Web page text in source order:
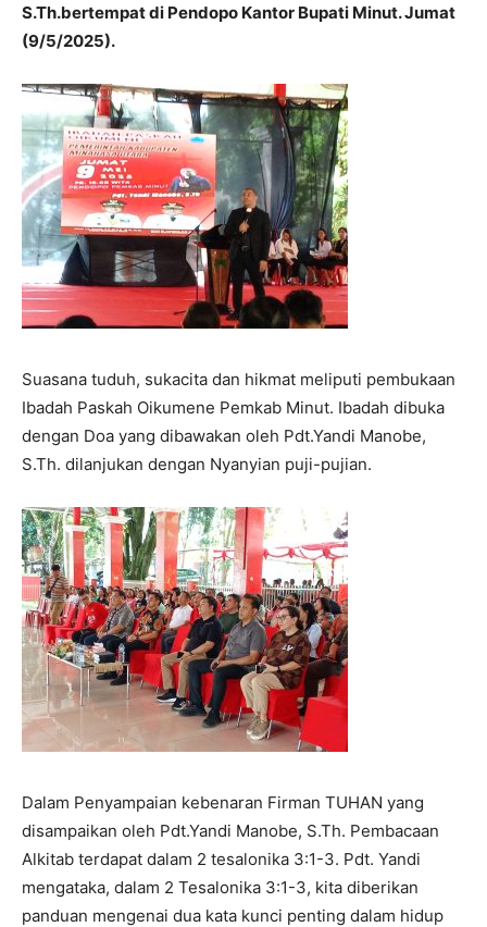
S.Th.bertempat di Pendopo Kantor Bupati Minut. Jumat
(9/5/2025).
Suasana tuduh, sukacita dan hikmat meliputi pembukaan
Ibadah Paskah Oikumene Pemkab Minut. Ibadah dibuka
dengan Doa yang dibawakan oleh Pdt.Yandi Manobe,
S.Th. dilanjukan dengan Nyanyian puji-pujian.
Dalam Penyampaian kebenaran Firman TUHAN yang
disampaikan oleh Pdt.Yandi Manobe, S.Th. Pembacaan
Alkitab terdapat dalam 2 tesalonika 3:1-3. Pdt. Yandi
mengataka, dalam 2 Tesalonika 3:1-3, kita diberikan
panduan mengenai dua kata kunci penting dalam hidup